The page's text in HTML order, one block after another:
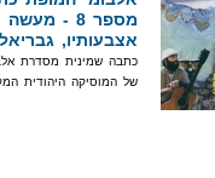
מספר 8 - מעשה
אצבעותיו,
כתבה שמינית מסדרת
של המוסיקה היהודית